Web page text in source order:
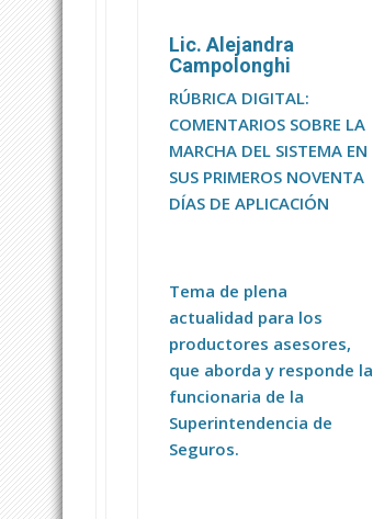
Lic. Alejandra
Campolonghi
RÚBRICA DIGITAL:
COMENTARIOS SOBRE LA
MARCHA DEL SISTEMA EN
SUS PRIMEROS NOVENTA
DÍAS DE APLICACIÓN
Tema de plena
actualidad para los
productores asesores,
que aborda y responde la
funcionaria de la
Superintendencia de
Seguros.